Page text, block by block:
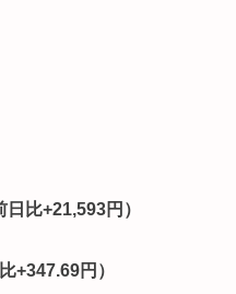
比+21,593円）
+347.69円）